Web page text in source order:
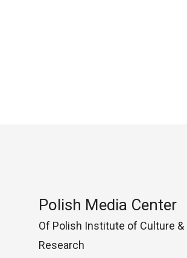
Polish Media Center
Of Polish Institute of Culture &
Research